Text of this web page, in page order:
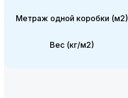
Метраж одной коробки (м2)
Вес (кг/м2)